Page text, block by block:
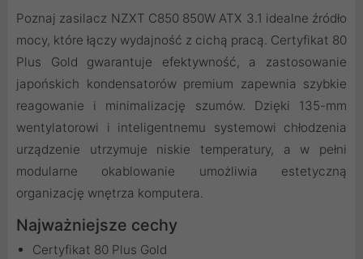
Poznaj zasilacz NZXT C850 850W ATX 3.1 idealne źródło
mocy, które łączy wydajność z cichą pracą. Certyfikat 80
Plus Gold gwarantuje efektywność, a zastosowanie
japońskich kondensatorów premium zapewnia szybkie
reagowanie i minimalizację szumów. Dzięki 135-mm
wentylatorowi i inteligentnemu systemowi chłodzenia
urządzenie utrzymuje niskie temperatury, a w pełni
modularne okablowanie umożliwia estetyczną
organizację wnętrza komputera.
Najważniejsze cechy
Certyfikat 80 Plus Gold